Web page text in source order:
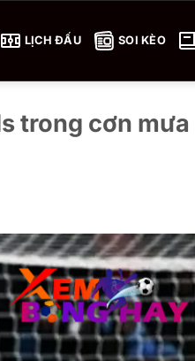
LỊCH ĐẤU SOI KÈO
trong cơn mưa